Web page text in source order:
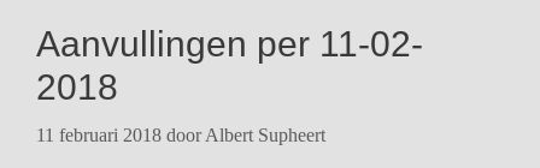
Aanvullingen per 11-02-
2018
11 februari 2018 doorAlbert Supheert